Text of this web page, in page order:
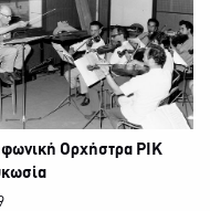
Ορχήστρα ΡΙΚ